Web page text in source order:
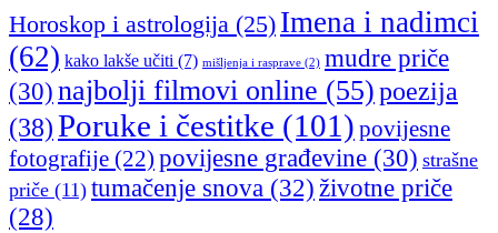
Horoskop i astrologija (25) Imena i nadimci
(62) kako lakše učiti (7) mišljenja i rasprave (2) mudre priče
(30) najbolji filmovi online (55)poezija
(38)Poruke i čestitke (101) povijesne
fotografije (22) povijesne građevine (30) strašne
priče (11) tumačenje snova (32) životne priče
(28)